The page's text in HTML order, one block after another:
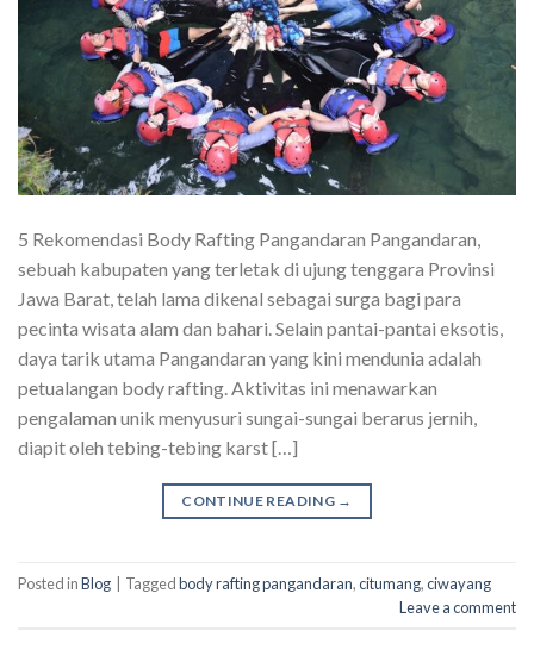
5 Rekomendasi Body Rafting Pangandaran Pangandaran,
sebuah kabupaten yang terletak di ujung tenggara Provinsi
Jawa Barat, telah lama dikenal sebagai surga bagi para
pecinta wisata alam dan bahari. Selain pantai-pantai eksotis,
daya tarik utama Pangandaran yang kini mendunia adalah
petualangan body rafting. Aktivitas ini menawarkan
pengalaman unik menyusuri sungai-sungai berarus jernih,
diapit oleh tebing-tebing karst […]
CONTINUE READING →
Posted inBlog Taggedbody rafting pangandaran,citumang,ciwayang
Leave a comment